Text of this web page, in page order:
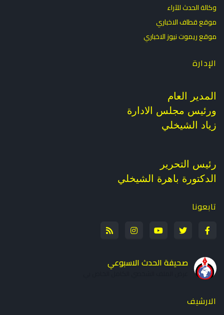
وكالة الحدث للآراء
موقع قطاف الاخباري
موقع ريموت نيوز الاخباري
الإدارة
المدير العام
ورئيس مجلس الادارة
زياد الشيخلي
رئيس التحرير
الدكتورة باهرة الشيخلي
تابعونا
صحيفة الحدث الاسبوعي
عرض الملف الشخصي الكامل الخاص بي
الارشيف